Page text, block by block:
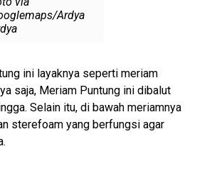
Ardya
ini layaknya seperti meriam
saja, Meriam Puntung ini dibalut
Selain itu, di bawah meriamnya
sterefoam yang berfungsi agar